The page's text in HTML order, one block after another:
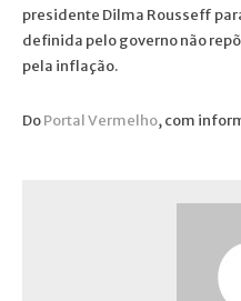
presidente Dilma Rousseff
definida pelo governo não
pela inflação.
DoPortal Vermelho, com